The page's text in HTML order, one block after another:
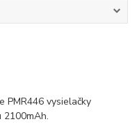
PMR446 vysielačky